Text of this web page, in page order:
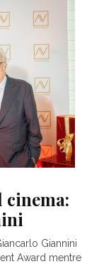
Giannini
Award mentre